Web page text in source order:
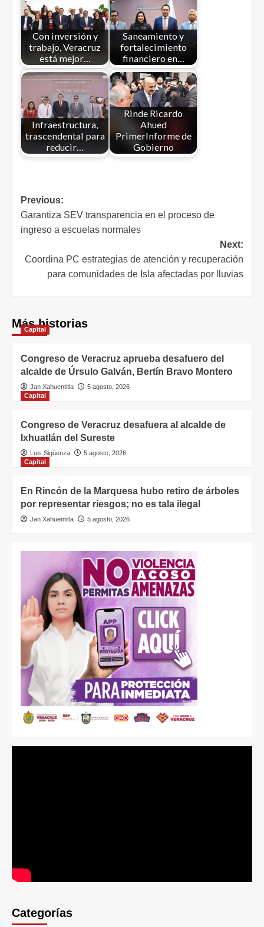
Con inversión y
trabajo, Veracruz
está mejor…
Saneamiento y
fortalecimiento
financiero en…
Infraestructura,
trascendental para
reducir…
Rinde Ricardo
Ahued
PrimerInforme de
Gobierno
Previous:
Garantiza SEV transparencia en el proceso de
ingreso a escuelas normales
Next:
Coordina PC estrategias de atención y recuperación
para comunidades de Isla afectadas por lluvias
Más historias
Capital
Congreso de Veracruz aprueba desafuero del
alcalde de Úrsulo Galván, Bertín Bravo Montero
Jan Xahuentitla
5 agosto, 2026
Capital
Congreso de Veracruz desafuera al alcalde de
Ixhuatlán del Sureste
Luis Sigüenza
5 agosto, 2026
Capital
En Rincón de la Marquesa hubo retiro de árboles
por representar riesgos; no es tala ilegal
Jan Xahuentitla 5 agosto, 2026
Categorías